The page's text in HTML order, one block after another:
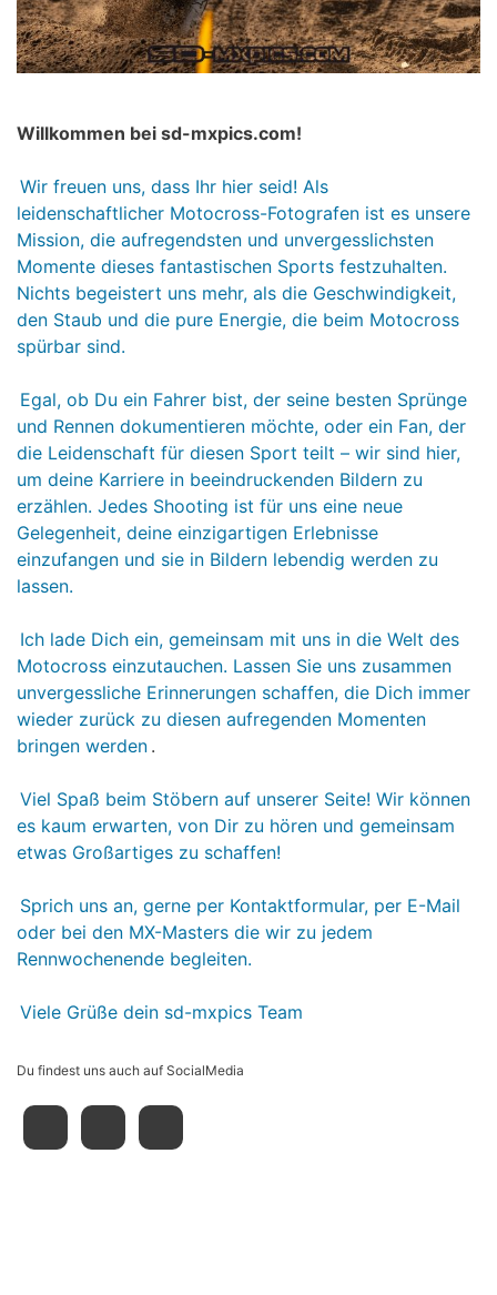
Willkommen bei sd-mxpics.com!
Wir freuen uns, dass Ihr hier seid! Als
leidenschaftlicher Motocross-Fotografen ist es unsere
Mission, die aufregendsten und unvergesslichsten
Momente dieses fantastischen Sports festzuhalten.
Nichts begeistert uns mehr, als die Geschwindigkeit,
den Staub und die pure Energie, die beim Motocross
spürbar sind.
Egal, ob Du ein Fahrer bist, der seine besten Sprünge
und Rennen dokumentieren möchte, oder ein Fan, der
die Leidenschaft für diesen Sport teilt – wir sind hier,
um deine Karriere in beeindruckenden Bildern zu
erzählen. Jedes Shooting ist für uns eine neue
Gelegenheit, deine einzigartigen Erlebnisse
einzufangen und sie in Bildern lebendig werden zu
lassen.
Ich lade Dich ein, gemeinsam mit uns in die Welt des
Motocross einzutauchen. Lassen Sie uns zusammen
unvergessliche Erinnerungen schaffen, die Dich immer
wieder zurück zu diesen aufregenden Momenten
bringen werden .
Viel Spaß beim Stöbern auf unserer Seite! Wir können
es kaum erwarten, von Dir zu hören und gemeinsam
etwas Großartiges zu schaffen!
Sprich uns an, gerne per Kontaktformular, per E-Mail
oder bei den MX-Masters die wir zu jedem
Rennwochenende begleiten.
Viele Grüße dein sd-mxpics Team
Du findest uns auch auf SocialMedia